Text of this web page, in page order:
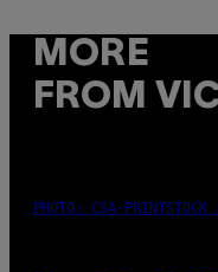
MORE
FROM
PHOTO: CSA-